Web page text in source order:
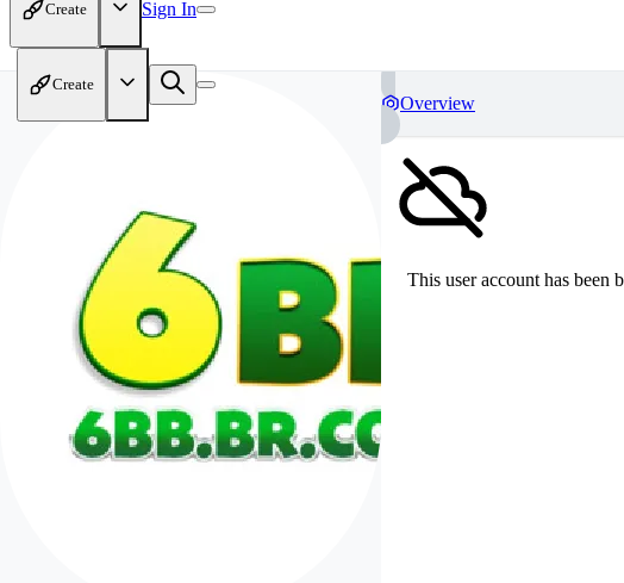
Create Sign In
Create
Overview
This user account has been